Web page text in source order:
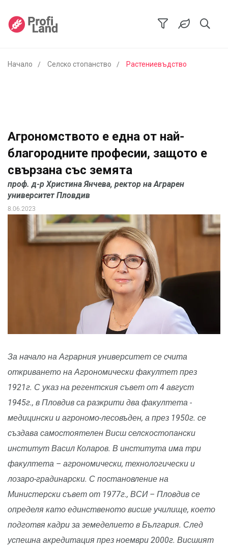
Начало Селско стопанство Растениевъдство
Агрономството е една от най-
благородните професии, защото е
свързана със земята
проф. д-р Христина Янчева, ректор на Аграрен
университет Пловдив
8.06.2023
За начало на Аграрния университет се счита
откриването на Агрономически факултет през
1921г. С указ на регентския съвет от 4 август
1945г., в Пловдив са разкрити два факултета -
медицински и агрономо-лесовъден, а през 1950г. се
създава самостоятелен Висш селскостопански
институт Васил Коларов. В института има три
факултета – агрономически, технологически и
лозаро-градинарски. С постановление на
Министерски съвет от 1977г., ВСИ – Пловдив се
определя като единственото висше училище, което
подготвя кадри за земеделието в България. След
успешна акредитация през ноември 2000г. Висшият